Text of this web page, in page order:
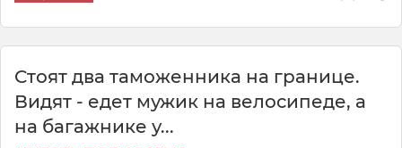
Стоят два таможенника на границе.
Видят - едет мужик на велосипеде, а
на багажнике у...